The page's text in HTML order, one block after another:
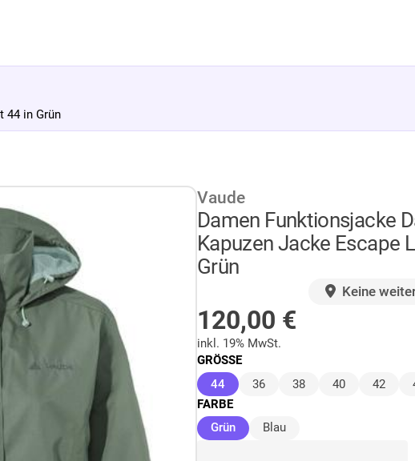
44 in Grün
Vaude
Damen Funktionsjacke
Kapuzen Jacke Escape
Grün
Keine
120,00 €
inkl. 19% MwSt.
GRÖSSE
44 (ausgewählt)
36 38 40 42
FARBE
Grün(ausgewählt)
Blau